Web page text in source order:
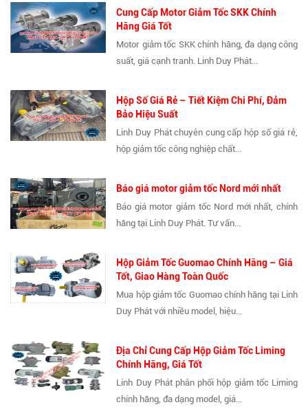
Cung Cấp Motor Giảm Tốc SKK Chính
Hãng Giá Tốt
Motor giảm tốc SKK chính hãng, đa dạng công
suất, giá cạnh tranh. Linh Duy Phát...
Hộp Số Giá Rẻ – Tiết Kiệm Chi Phí, Đảm
Bảo Hiệu Suất
Linh Duy Phát chuyên cung cấp hộp số giá rẻ,
hộp giảm tốc công nghiệp chất...
Báo giá motor giảm tốc Nord mới nhất
Báo giá motor giảm tốc Nord mới nhất, chính
hãng tại Linh Duy Phát. Tư vấn...
Hộp Giảm Tốc Guomao Chính Hãng – Giá
Tốt, Giao Hàng Toàn Quốc
Mua hộp giảm tốc Guomao chính hãng tại Linh
Duy Phát với nhiều model, hiệu...
Địa Chỉ Cung Cấp Hộp Giảm Tốc Liming
Chính Hãng, Giá Tốt
Linh Duy Phát phân phối hộp giảm tốc Liming
chính hãng, đa dạng model, giá...